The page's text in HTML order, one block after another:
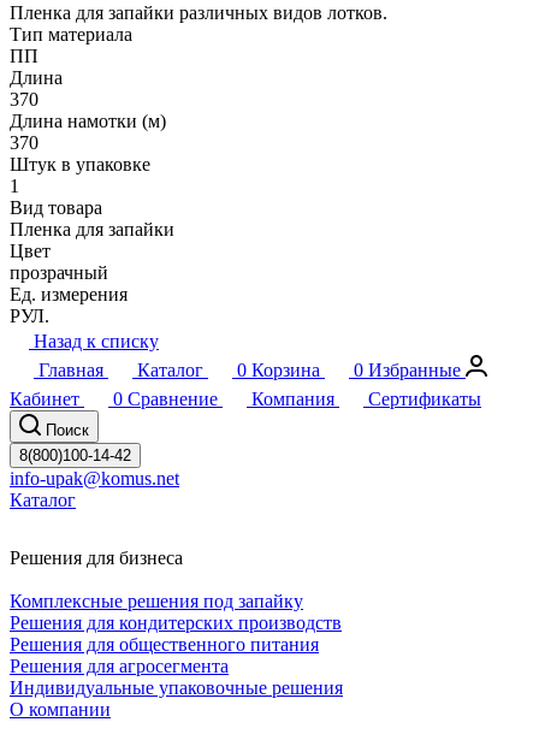
Пленка для запайки различных видов лотков.
Тип материала
ПП
Длина
370
Длина намотки (м)
370
Штук в упаковке
1
Вид товара
Пленка для запайки
Цвет
прозрачный
Ед. измерения
РУЛ.
Назад к списку
Главная
Каталог 0 Корзина 0 Избранные
Кабинет
0 Сравнение Компания Сертификаты
Поиск
8(800)100-14-42
info-upak@komus.net
Каталог
Решения для бизнеса
Комплексные решения под запайку
Решения для кондитерских производств
Решения для общественного питания
Решения для агросегмента
Индивидуальные упаковочные решения
О компании